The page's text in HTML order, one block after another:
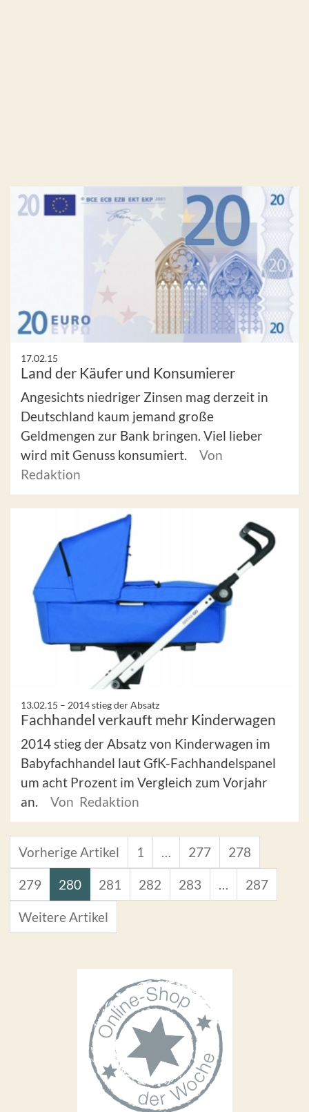
17.02.15
Land der Käufer und Konsumierer
Angesichts niedriger Zinsen mag derzeit in
Deutschland kaum jemand große
Geldmengen zur Bank bringen. Viel lieber
wird mit Genuss konsumiert.
Von
Redaktion
13.02.15 – 2014 stieg der Absatz
Fachhandel verkauft mehr Kinderwagen
2014 stieg der Absatz von Kinderwagen im
Babyfachhandel laut GfK-Fachhandelspanel
um acht Prozent im Vergleich zum Vorjahr
an.
Von Redaktion
Vorherige Artikel 1 … 277 278
279 280 281 282 283 … 287
Weitere Artikel